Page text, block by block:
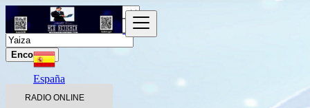
RADIO ONLINE
Encontrar
España